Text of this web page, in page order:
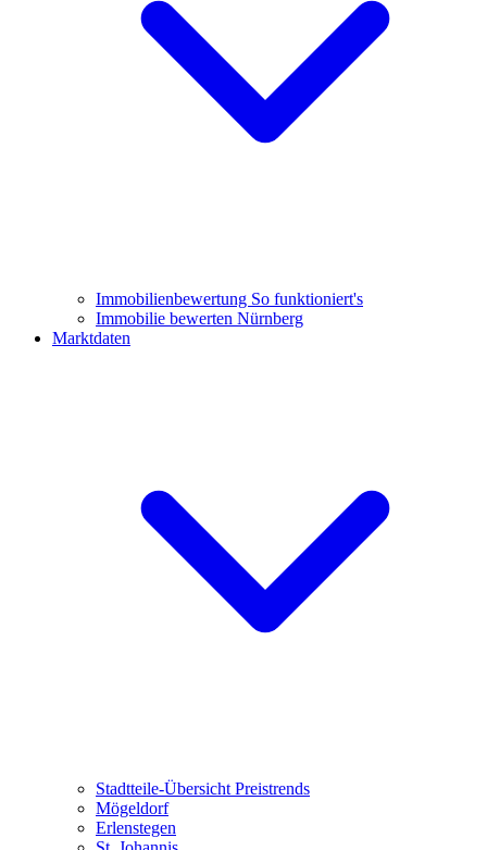
Immobilienbewertung So funktioniert's
Immobilie bewerten Nürnberg
Marktdaten
Stadtteile-Übersicht Preistrends
Mögeldorf
Erlenstegen